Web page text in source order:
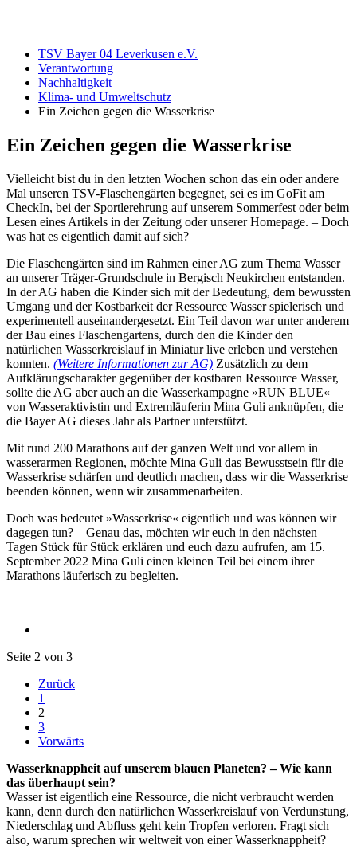
TSV Bayer 04 Leverkusen e.V.
Verantwortung
Nachhaltigkeit
Klima- und Umweltschutz
Ein Zeichen gegen die Wasserkrise
Ein Zeichen gegen die Wasserkrise
Vielleicht bist du in den letzten Wochen schon das ein oder andere
Mal unseren TSV-Flaschengärten begegnet, sei es im GoFit am
CheckIn, bei der Sportlerehrung auf unserem Sommerfest oder beim
Lesen eines Artikels in der Zeitung oder unserer Homepage. – Doch
was hat es eigentlich damit auf sich?
Die Flaschengärten sind im Rahmen einer AG zum Thema Wasser
an unserer Träger-Grundschule in Bergisch Neukirchen entstanden.
In der AG haben die Kinder sich mit der Bedeutung, dem bewussten
Umgang und der Kostbarkeit der Ressource Wasser spielerisch und
experimentell auseinandergesetzt. Ein Teil davon war unter anderem
der Bau eines Flaschengartens, durch den die Kinder den
natürlichen Wasserkreislauf in Miniatur live erleben und verstehen
konnten. (Weitere Informationen zur AG) Zusätzlich zu dem
Aufklärungscharakter gegenüber der kostbaren Ressource Wasser,
sollte die AG aber auch an die Wasserkampagne »RUN BLUE«
von Wasseraktivistin und Extremläuferin Mina Guli anknüpfen, die
die Bayer AG dieses Jahr als Partner unterstützt.
Mit rund 200 Marathons auf der ganzen Welt und vor allem in
wasserarmen Regionen, möchte Mina Guli das Bewusstsein für die
Wasserkrise schärfen und deutlich machen, dass wir die Wasserkrise
beenden können, wenn wir zusammenarbeiten.
Doch was bedeutet »Wasserkrise« eigentlich und was können wir
dagegen tun? – Genau das, möchten wir euch in den nächsten
Tagen Stück für Stück erklären und euch dazu aufrufen, am 15.
September 2022 Mina Guli einen kleinen Teil bei einem ihrer
Marathons läuferisch zu begleiten.
Seite 2 von 3
Zurück
1
2
3
Vorwärts
Wasserknappheit auf unserem blauen Planeten? – Wie kann
das überhaupt sein?
Wasser ist eigentlich eine Ressource, die nicht verbraucht werden
kann, denn durch den natürlichen Wasserkreislauf von Verdunstung,
Niederschlag und Abfluss geht kein Tropfen verloren. Fragt sich
also, warum sprechen wir weltweit von einer Wasserknappheit?